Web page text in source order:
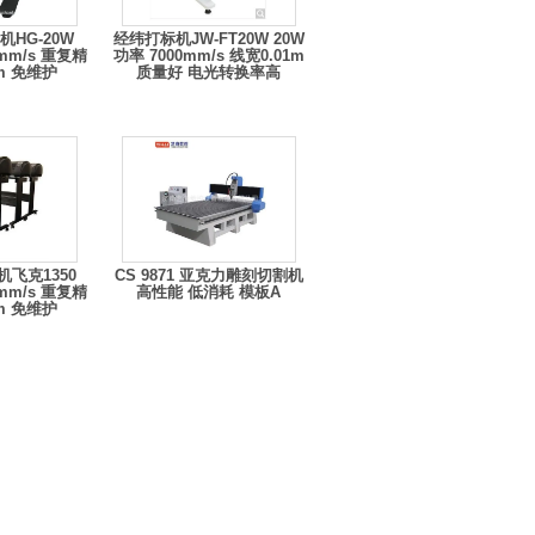
HG-20W
s 重复精
免维护
经纬打标机JW-FT20W 20W
功率 7000mm/s 线宽0.01m
质量好 电光转换率高
飞克1350
s 重复精
免维护
CS 9871 亚克力雕刻切割机
高性能 低消耗 模板A